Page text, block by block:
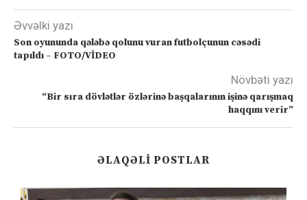
Əvvəlki yazı
Son oyununda qələbə qolunu vuran futbolçunun cəsədi
tapıldı – FOTO/VİDEO
Növbəti yazı
“Bir sıra dövlətlər özlərinə başqalarının işinə qarışmaq
haqqını verir”
ƏLAQƏLI POSTLAR